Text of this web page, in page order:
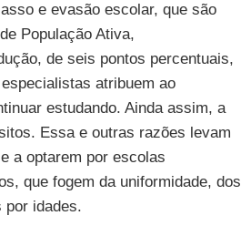
e evasão escolar, que são
População Ativa,
de seis pontos percentuais,
atribuem ao
estudando. Ainda assim, a
Essa e outras razões levam
a optarem por escolas
que fogem da uniformidade, dos
por idades.